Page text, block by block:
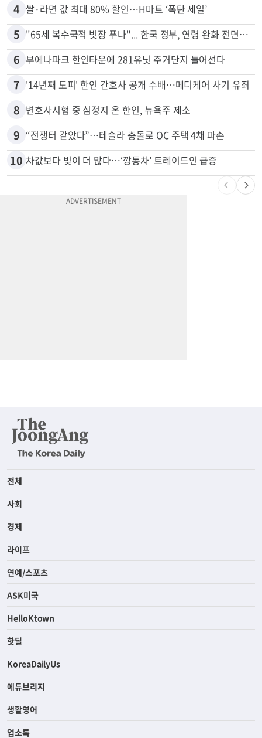
4 쌀·라면 값 최대 80% 할인…H마트 ‘폭탄 세일’
5 "65세 복수국적 빗장 푸나"... 한국 정부, 연령 완화 전면 추진
6 부에나파크 한인타운에 281유닛 주거단지 들어선다
7 '14년째 도피' 한인 간호사 공개 수배…메디케어 사기 유죄
8 변호사시험 중 심정지 온 한인, 뉴욕주 제소
9 “전쟁터 같았다”…테슬라 충돌로 OC 주택 4채 파손
10 차값보다 빚이 더 많다…‘깡통차’ 트레이드인 급증
전체
사회
경제
라이프
연예/스포츠
ASK미국
HelloKtown
핫딜
KoreaDailyUs
에듀브리지
생활영어
업소록